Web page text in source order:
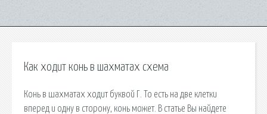
Как ходит конь в шахматах схема
Конь в шахматах ходит буквой Г. То есть на две клетки
вперед и одну в сторону, конь может. В статье Вы найдете